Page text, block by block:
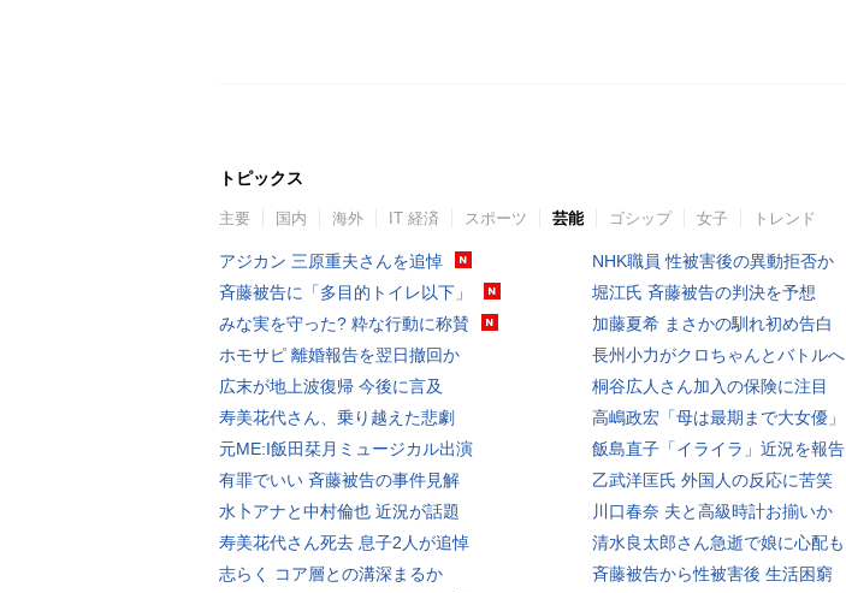
トピックス
主要 国内 海外 IT 経済 スポーツ 芸能 ゴシップ 女子 トレンド
アジカン 三原重夫さんを追悼
斉藤被告に「多目的トイレ以下」
みな実を守った? 粋な行動に称賛
ホモサピ 離婚報告を翌日撤回か
広末が地上波復帰 今後に言及
寿美花代さん、乗り越えた悲劇
元ME:I飯田栞月ミュージカル出演
有罪でいい 斉藤被告の事件見解
水卜アナと中村倫也 近況が話題
寿美花代さん死去 息子2人が追悼
志らく コア層との溝深まるか
NHK職員 性被害後の異動拒否か
堀江氏 斉藤被告の判決を予想
加藤夏希 まさかの馴れ初め告白
長州小力がクロちゃんとバトルへ
桐谷広人さん加入の保険に注目
高嶋政宏「母は最期まで大女優」
飯島直子「イライラ」近況を報告
乙武洋匡氏 外国人の反応に苦笑
川口春奈 夫と高級時計お揃いか
清水良太郎さん急逝で娘に心配も
斉藤被告から性被害後 生活困窮